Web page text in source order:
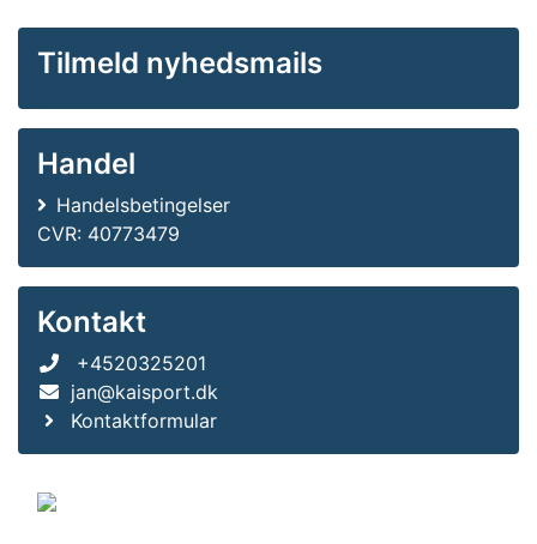
Tilmeld nyhedsmails
Handel
Handelsbetingelser
CVR: 40773479
Kontakt
+4520325201
jan@kaisport.dk
Kontaktformular